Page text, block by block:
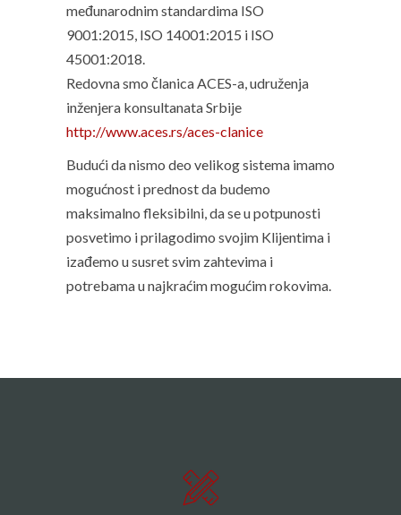
međunarodnim standardima ISO
9001:2015, ISO 14001:2015 i ISO
45001:2018.
Redovna smo članica ACES-a, udruženja
inženjera konsultanata Srbije
http://www.aces.rs/aces-clanice
Budući da nismo deo velikog sistema imamo
mogućnost i prednost da budemo
maksimalno fleksibilni, da se u potpunosti
posvetimo i prilagodimo svojim Klijentima i
izađemo u susret svim zahtevima i
potrebama u najkraćim mogućim rokovima.